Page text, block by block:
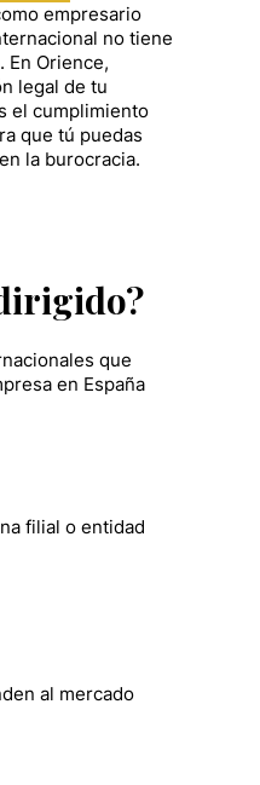
empresario
no tiene
En Orience,
legal de tu
el cumplimiento
que tú puedas
la burocracia.
que
en España
filial o entidad
al mercado